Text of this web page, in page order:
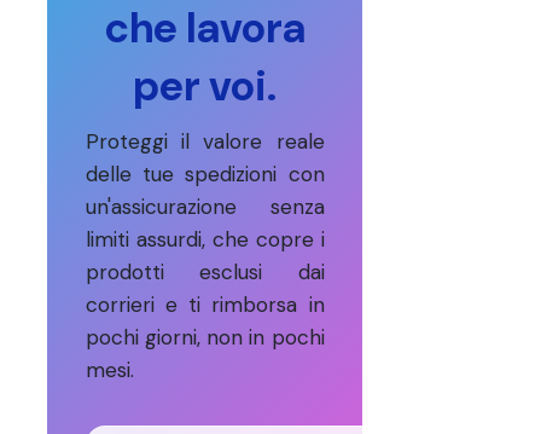
che lavora
per voi.
Proteggi il valore reale
delle tue spedizioni con
un'assicurazione senza
limiti assurdi, che copre i
prodotti esclusi dai
corrieri e ti rimborsa in
pochi giorni, non in pochi
mesi.